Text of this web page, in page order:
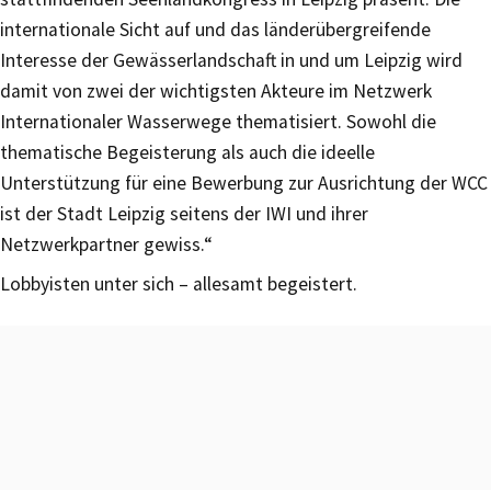
internationale Sicht auf und das länderübergreifende
Interesse der Gewässerlandschaft in und um Leipzig wird
damit von zwei der wichtigsten Akteure im Netzwerk
Internationaler Wasserwege thematisiert. Sowohl die
thematische Begeisterung als auch die ideelle
Unterstützung für eine Bewerbung zur Ausrichtung der WCC
ist der Stadt Leipzig seitens der IWI und ihrer
Netzwerkpartner gewiss.“
Lobbyisten unter sich – allesamt begeistert.